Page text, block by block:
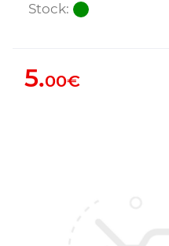
Stock:
5.00€